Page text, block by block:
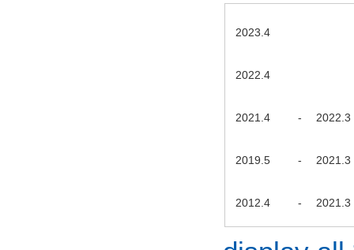
2023.4
2022.4
2021.4 - 2022.3
2019.5 - 2021.3
2012.4 - 2021.3